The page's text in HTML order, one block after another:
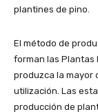
plantines de pino.
El método de
forman las Plantas
produzca la mayor
utilización. Las
producción de